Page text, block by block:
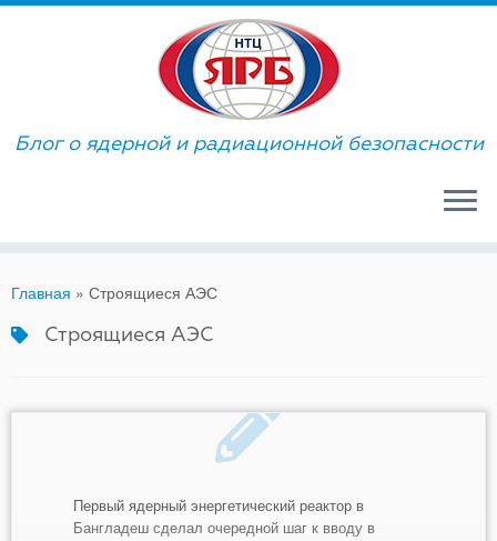
Skip
Блог о ядерной и радиационной безопасности
Главная » Строящиеся АЭС
Строящиеся АЭС
Первый ядерный энергетический реактор в
Бангладеш сделал очередной шаг к вводу в